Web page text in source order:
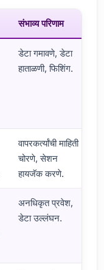
संभाव्य परिणाम
डेटा गमावणे, डेटा
हाताळणी, फिशिंग.
वापरकर्त्यांची माहिती
चोरणे, सेशन
हायजॅक करणे.
अनधिकृत प्रवेश,
डेटा उल्लंघन.